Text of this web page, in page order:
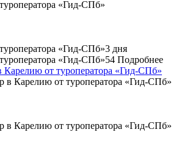
3 дня
54 Подробнее
от туроператора «Гид-СПб»